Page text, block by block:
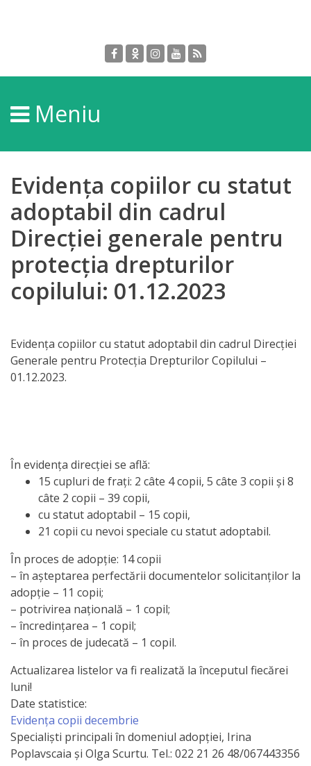
DGPDC
Informații
despre
DGPDC
Subdiviziuni/Servicii
Structura
Strategia
audienței
Managementul
de
activitate
Parteneriate
Proiecte
Rapoarte
de
activitate
Transparență
Achiziții
publice
Meniu
Evidența copiilor cu statut
adoptabil din cadrul
Direcției generale pentru
protecția drepturilor
copilului: 01.12.2023
Evidența copiilor cu statut adoptabil din cadrul Direcției
Generale pentru Protecția Drepturilor Copilului –
01.12.2023.
În evidența direcției se află:
15 cupluri de frați: 2 câte 4 copii, 5 câte 3 copii și 8
câte 2 copii – 39 copii,
cu statut adoptabil – 15 copii,
21 copii cu nevoi speciale cu statut adoptabil.
În proces de adopție: 14 copii
– în așteptarea perfectării documentelor solicitanților la
adopție – 11 copii;
– potrivirea națională – 1 copil;
– încredințarea – 1 copil;
– în proces de judecată – 1 copil.
Actualizarea listelor va fi realizată la începutul fiecărei
luni!
Date statistice:
Evidența copii decembrie
Specialiști principali în domeniul adopției, Irina
Poplavscaia și Olga Scurtu. Tel.: 022 21 26 48/067443356